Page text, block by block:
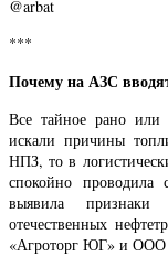
@arbat
***
Почему на АЗС
Все тайное рано или
искали причины
НПЗ, то в
спокойно
выявила признаки
отечественных
«Агроторг ЮГ» и ООО